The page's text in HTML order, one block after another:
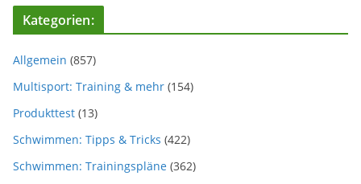
Kategorien:
Allgemein (857)
Multisport: Training & mehr (154)
Produkttest (13)
Schwimmen: Tipps & Tricks (422)
Schwimmen: Trainingspläne (362)